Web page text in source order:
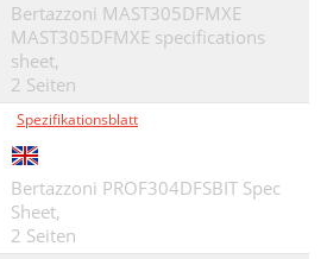
Bertazzoni MAST305DFMXE
MAST305DFMXE specifications
sheet,
2 Seiten
Spezifikationsblatt
Bertazzoni PROF304DFSBIT Spec
Sheet,
2 Seiten